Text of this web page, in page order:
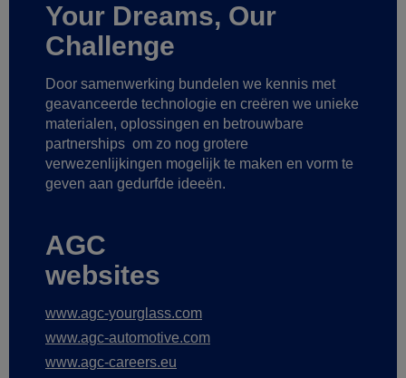
Your Dreams, Our
Challenge
Door samenwerking bundelen we kennis met
geavanceerde technologie en creëren we unieke
materialen, oplossingen en betrouwbare
partnerships om zo nog grotere
verwezenlijkingen mogelijk te maken en vorm te
geven aan gedurfde ideeën.
AGC
websites
www.agc-yourglass.com
www.agc-automotive.com
www.agc-careers.eu